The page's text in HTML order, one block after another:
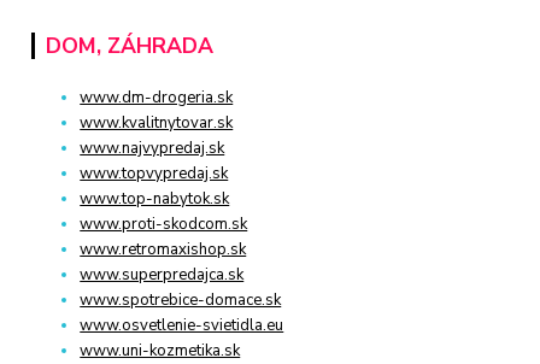
DOM, ZÁHRADA
www.dm-drogeria.sk
www.kvalitnytovar.sk
www.najvypredaj.sk
www.topvypredaj.sk
www.top-nabytok.sk
www.proti-skodcom.sk
www.retromaxishop.sk
www.superpredajca.sk
www.spotrebice-domace.sk
www.osvetlenie-svietidla.eu
www.uni-kozmetika.sk